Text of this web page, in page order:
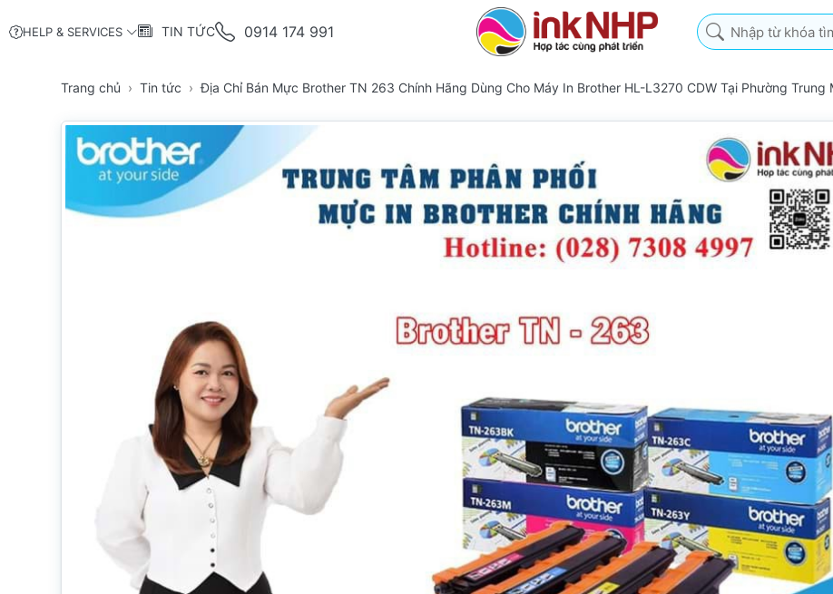
HELP & SERVICES TIN TỨC 0914 174 991
Nhập từ khóa tìm
Trang chủ Tin tức Địa Chỉ Bán Mực Brother TN 263 Chính Hãng Dùng Cho Máy In Brother HL-L3270 CDW Tại Phường Trung